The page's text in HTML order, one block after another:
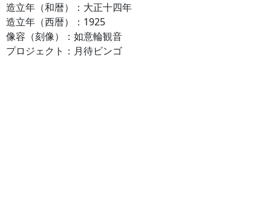
造立年（和暦）：大正十四年
造立年（西暦）：1925
像容（刻像）：如意輪観音
プロジェクト：月待ビンゴ